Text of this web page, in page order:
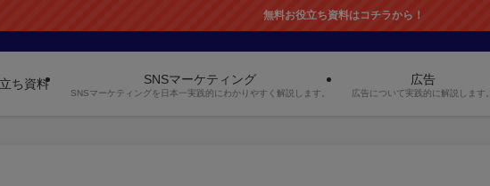
無料お役立ち資料はコチラから！
ち資料 SNSマーケティング
SNSマーケティングを日本一実践的にわかりやすく解説します。
広告
広告について実践的に解説します。